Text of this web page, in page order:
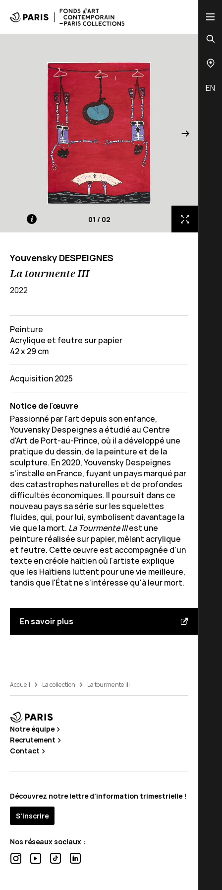
EN
01 / 02
Youvensky DESPEIGNES
La tourmente III
2022
Peinture
Acrylique et feutre sur papier
42 x 29 cm
Acquisition 2025
Notice de l'œuvre
Passionné par l'art depuis son enfance,
Youvensky Despeignes a étudié au Centre
d'Art de Port-au-Prince, où il a développé une
pratique du dessin, de la peinture et de la
sculpture. En 2020, Youvensky Despeignes
s'installe en France, fuyant un pays marqué par
des catastrophes naturelles et de profondes
difficultés économiques. Il poursuit dans ce
nouveau pays sa série sur les squelettes
fluides, qui, pour lui, symbolisent davantage la
vie que la mort. La Tourmente IlIest une
peinture réalisée sur papier, mêlant acrylique
et feutre. Cette œuvre est accompagnée d'un
texte en créole haïtien où l'artiste explique
que les Haïtiens luttent pour une vie meilleure,
tandis que l'État ne s'intéresse qu'à leur mort.
En savoir plus
Accueil La collection La tourmente III
Notre équipe
Recrutement
Contact
Découvrez notre lettre d’information trimestrielle !
S’inscrire
Nos réseaux sociaux :